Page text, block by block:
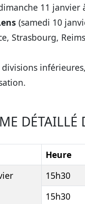
11 janvier
(samedi 10
Strasbourg,
divisions
DÉTAILLÉ
Heure
15h30
15h30